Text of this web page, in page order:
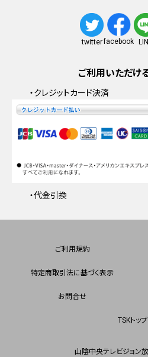
twitterfacebook
ご利用いただけ
・クレジットカード決済
・代金引換
ご利用規約
特定商取引法に基づく表示
お問合せ
TSKトップ
山陰中央テレビジョン